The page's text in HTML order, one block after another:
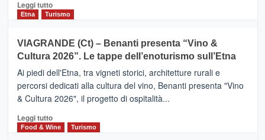
dati
di
Anche
la
Alcantara
nei
primi
nella
classifica
Leggi tuttoLeggi
di
IL
SAN
DOMENICO
PALACE
TAORMINA,
UN
HOTEL
FOUR
Etna Turismo
VIAGRANDE (Ct) – Benanti presenta “Vino &
Cultura 2026”. Le tappe dell’enoturismo sull’Etna
Ai piedi dell'Etna, tra vigneti storici, architetture rurali e
percorsi dedicati alla cultura del vino, Benanti presenta "Vino
& Cultura 2026", il progetto di ospitalità...
Leggi tuttoLeggi
di
Food & Wine Turismo